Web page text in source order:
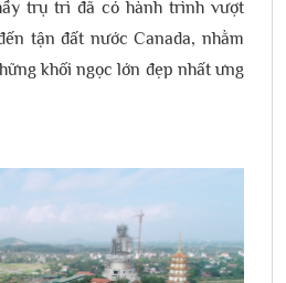
trụ trì đã có hành trình vượt
tận đất nước Canada, nhằm
khối ngọc lớn đẹp nhất ưng